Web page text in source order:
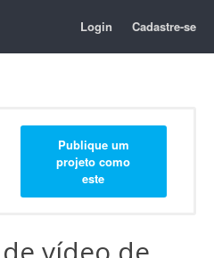
Login Cadastre-se
Publique um
projeto como
este